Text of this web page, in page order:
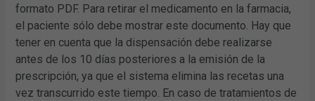
formato PDF. Para retirar el medicamento en la farmacia,
el paciente sólo debe mostrar este documento. Hay que
tener en cuenta que la dispensación debe realizarse
antes de los 10 días posteriores a la emisión de la
prescripción, ya que el sistema elimina las recetas una
vez transcurrido este tiempo. En caso de tratamientos de